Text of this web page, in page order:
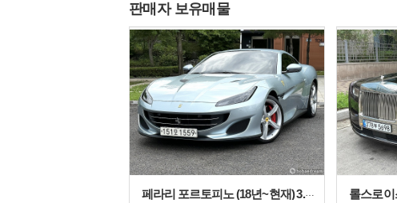
판매자 보유매물
페라리 포르토피노 (18년~현재) 3.9 V8